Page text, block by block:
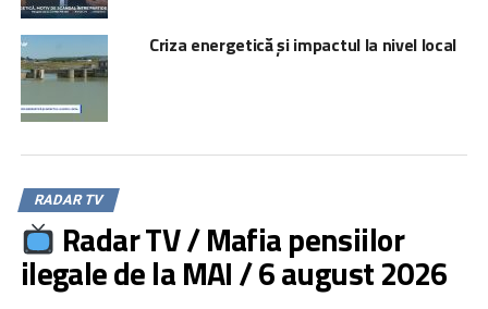
Criza energetică și impactul la nivel local
RADAR TV
Radar TV / Mafia pensiilor
ilegale de la MAI / 6 august 2026